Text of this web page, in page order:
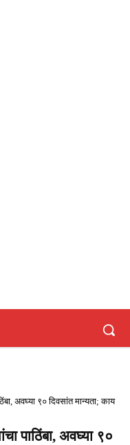
अवघ्या ९० दिवसांत मान्यता; काय
पाठिंबा, अवघ्या ९०